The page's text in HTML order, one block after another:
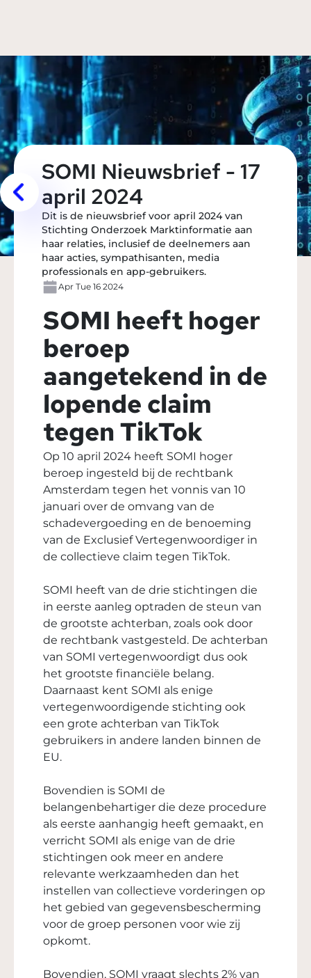
SOMI Nieuwsbrief - 17
april 2024
Dit is de nieuwsbrief voor april 2024 van
Stichting Onderzoek Marktinformatie aan
haar relaties, inclusief de deelnemers aan
haar acties, sympathisanten, media
professionals en app-gebruikers.
Apr Tue 16 2024
SOMI heeft hoger
beroep
aangetekend in de
lopende claim
tegen TikTok
Op 10 april 2024 heeft SOMI hoger
beroep ingesteld bij de rechtbank
Amsterdam tegen het vonnis van 10
januari over de omvang van de
schadevergoeding en de benoeming
van de Exclusief Vertegenwoordiger in
de collectieve claim tegen TikTok.
SOMI heeft van de drie stichtingen die
in eerste aanleg optraden de steun van
de grootste achterban, zoals ook door
de rechtbank vastgesteld. De achterban
van SOMI vertegenwoordigt dus ook
het grootste financiële belang.
Daarnaast kent SOMI als enige
vertegenwoordigende stichting ook
een grote achterban van TikTok
gebruikers in andere landen binnen de
EU.
Bovendien is SOMI de
belangenbehartiger die deze procedure
als eerste aanhangig heeft gemaakt, en
verricht SOMI als enige van de drie
stichtingen ook meer en andere
relevante werkzaamheden dan het
instellen van collectieve vorderingen op
het gebied van gegevensbescherming
voor de groep personen voor wie zij
opkomt.
Bovendien, SOMI vraagt slechts 2% van